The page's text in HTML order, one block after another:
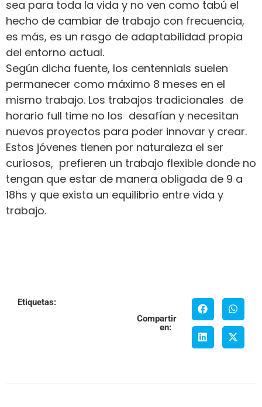
sea para toda la vida y no ven como tabú el
hecho de cambiar de trabajo con frecuencia,
es más, es un rasgo de adaptabilidad propia
del entorno actual.
Según dicha fuente, los centennials suelen
permanecer como máximo 8 meses en el
mismo trabajo. Los trabajos tradicionales de
horario full time no los desafían y necesitan
nuevos proyectos para poder innovar y crear.
Estos jóvenes tienen por naturaleza el ser
curiosos, prefieren un trabajo flexible donde no
tengan que estar de manera obligada de 9 a
18hs y que exista un equilibrio entre vida y
trabajo.
Etiquetas:
Compartir
en: